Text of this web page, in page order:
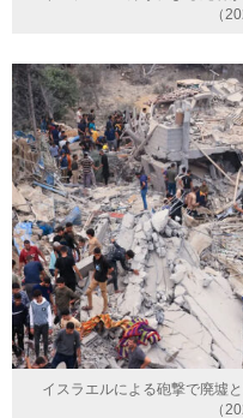
（
イスラエルによる砲撃で廃墟
（